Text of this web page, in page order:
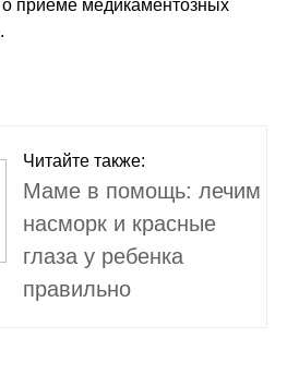
приеме медикаментозных
Читайте также:
Маме в помощь: лечим
насморк и красные
глаза у ребенка
правильно